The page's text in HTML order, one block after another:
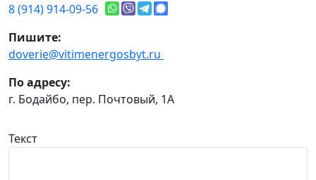
8 (914) 914-09-56
Пишите:
doverie@vitimenergosbyt.ru
По адресу:
г. Бодайбо, пер. Почтовый, 1А
Текст